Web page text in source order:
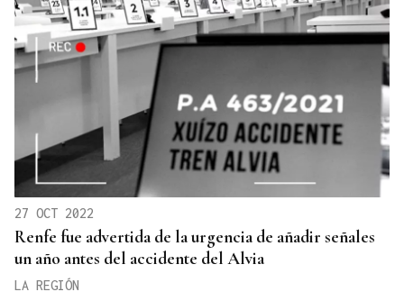
27 OCT 2022
Renfe fue advertida de la urgencia de añadir señales
un año antes del accidente del Alvia
LA REGIÓN